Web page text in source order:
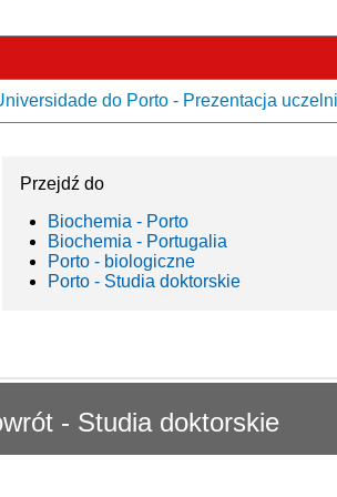
do Porto - Prezentacja uczelni
Przejdź do
Biochemia - Porto
Biochemia - Portugalia
Porto - biologiczne
Porto - Studia doktorskie
- Studia doktorskie